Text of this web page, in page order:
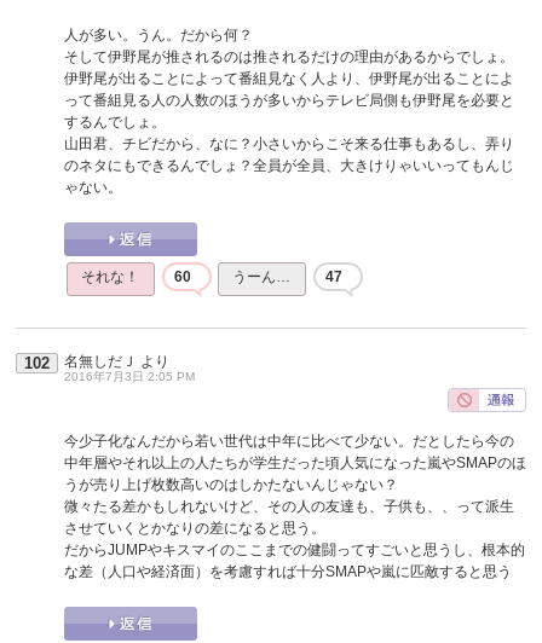
人が多い。うん。だから何？
そして伊野尾が推されるのは推されるだけの理由があるからでしょ。
伊野尾が出ることによって番組見なく人より、伊野尾が出ることによ
って番組見る人の人数のほうが多いからテレビ局側も伊野尾を必要と
するんでしょ。
山田君、チビだから、なに？小さいからこそ来る仕事もあるし、弄り
のネタにもできるんでしょ？全員が全員、大きけりゃいいってもんじ
ゃない。
それな！ 60 うーん… 47
102 名無しだＪ より
2016年7月3日 2:05 PM
今少子化なんだから若い世代は中年に比べて少ない。だとしたら今の
中年層やそれ以上の人たちが学生だった頃人気になった嵐やSMAPのほ
うが売り上げ枚数高いのはしかたないんじゃない？
微々たる差かもしれないけど、その人の友達も、子供も、、って派生
させていくとかなりの差になると思う。
だからJUMPやキスマイのここまでの健闘ってすごいと思うし、根本的
な差（人口や経済面）を考慮すれば十分SMAPや嵐に匹敵すると思う